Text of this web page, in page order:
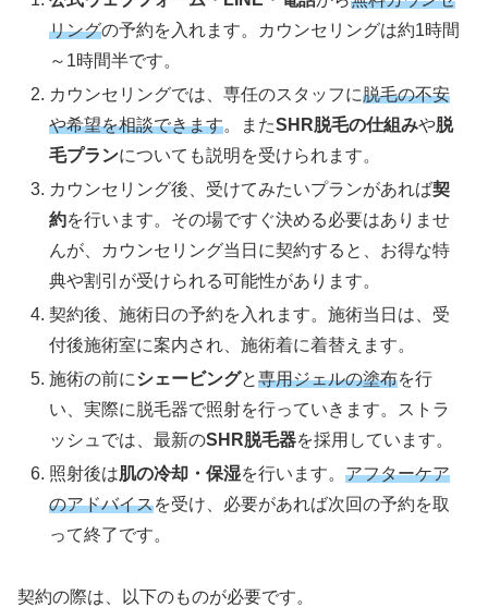
リングの予約を入れます。カウンセリングは約1時間
～1時間半です。
カウンセリングでは、専任のスタッフに脱毛の不安
や希望を相談できます。またSHR脱毛の仕組みや脱
毛プランについても説明を受けられます。
カウンセリング後、受けてみたいプランがあれば契
約を行います。その場ですぐ決める必要はありませ
んが、カウンセリング当日に契約すると、お得な特
典や割引が受けられる可能性があります。
契約後、施術日の予約を入れます。施術当日は、受
付後施術室に案内され、施術着に着替えます。
施術の前にシェービングと専用ジェルの塗布を行
い、実際に脱毛器で照射を行っていきます。ストラ
ッシュでは、最新のSHR脱毛器を採用しています。
照射後は肌の冷却・保湿を行います。アフターケア
のアドバイスを受け、必要があれば次回の予約を取
って終了です。
契約の際は、以下のものが必要です。